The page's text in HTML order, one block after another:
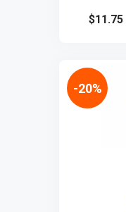
$11.75
-20%